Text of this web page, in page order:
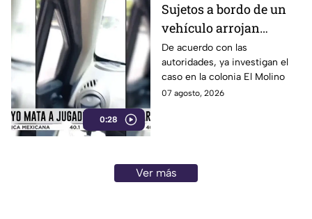
0:28
Sujetos a bordo de un
vehículo arrojan
objetos peatones y
ciclistas en este punto
en León
De acuerdo con las
autoridades, ya investigan el
caso en la colonia El Molino
07 agosto, 2026
Ver más